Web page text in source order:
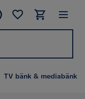
TV bänk & mediabänk